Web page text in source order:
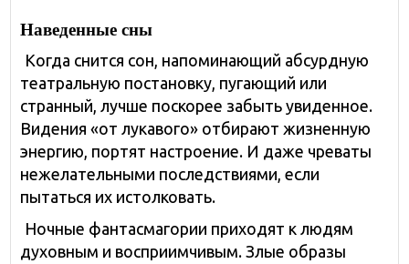
Наведенные сны
Когда снится сон, напоминающий абсурдную
театральную постановку, пугающий или
странный, лучше поскорее забыть увиденное.
Видения «от лукавого» отбирают жизненную
энергию, портят настроение. И даже чреваты
нежелательными последствиями, если
пытаться их истолковать.
Ночные фантасмагории приходят к людям
духовным и восприимчивым. Злые образы